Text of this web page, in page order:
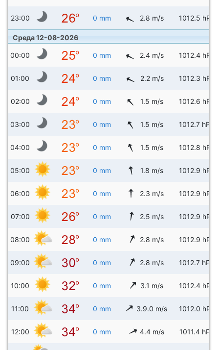
23:00 0 mm 2.8 m/s 1012.5 hPa
Среда 12-08-2026
00:00 0 mm 2.4 m/s 1012.4 hPa
01:00 0 mm 2.2 m/s 1012.3 hPa
02:00 0 mm 1.5 m/s 1012.6 hPa
03:00 0 mm 1.5 m/s 1012.7 hPa
04:00 0 mm 1.5 m/s 1012.8 hPa
05:00 0 mm 1.8 m/s 1012.9 hPa
06:00 0 mm 2.3 m/s 1012.9 hPa
07:00 0 mm 2.5 m/s 1012.9 hPa
08:00 0 mm 2.8 m/s 1012.9 hPa
09:00 0 mm 2.8 m/s 1012.7 hPa
10:00 0 mm 3.1 m/s 1012.4 hPa
11:00 0 mm 3.9.0 m/s 1012.0 hPa
12:00 0 mm 4.4 m/s 1011.4 hPa